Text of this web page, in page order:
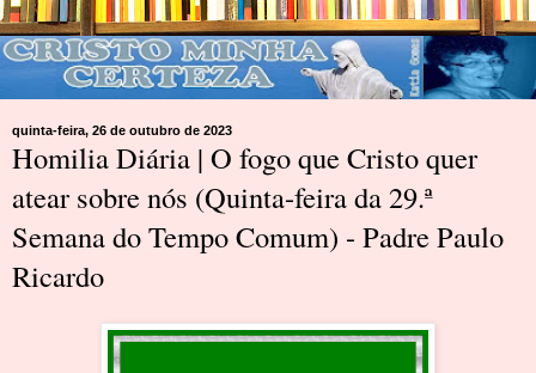
quinta-feira, 26 de outubro de 2023
Homilia Diária | O fogo que Cristo quer
atear sobre nós (Quinta-feira da 29.ª
Semana do Tempo Comum) - Padre Paulo
Ricardo